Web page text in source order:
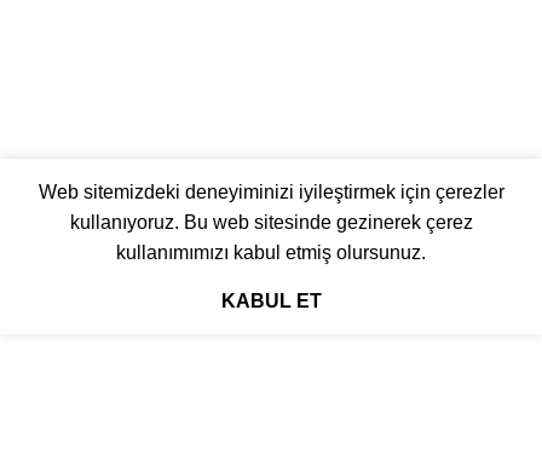
Web sitemizdeki deneyiminizi iyileştirmek için çerezler
kullanıyoruz. Bu web sitesinde gezinerek çerez
kullanımımızı kabul etmiş olursunuz.
KABUL ET